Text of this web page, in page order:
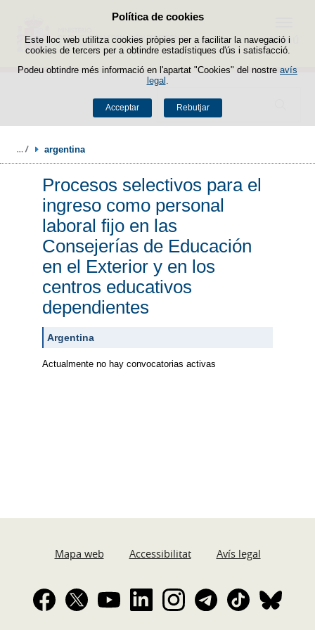
Política de cookies
Este lloc web utilitza cookies pròpies per a facilitar la navegació i
cookies de tercers per a obtindre estadístiques d'ús i satisfacció.
Podeu obtindre més informació en l'apartat "Cookies" del nostre avís
legal
Acceptar Rebutjar
Passar al contingut
Buscador
Menú
argentina
Procesos selectivos para el
ingreso como personal
laboral fijo en las
Consejerías de Educación
en el Exterior y en los
centros educativos
dependientes
Argentina
Actualmente no hay convocatorias activas
Mapa web Accessibilitat Avís legal